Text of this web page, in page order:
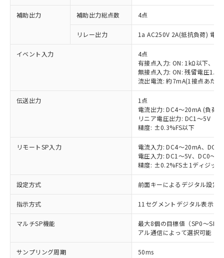
補助出力 補助出力総点数 4点
リレー出力 1a AC250V 2A(抵抗負荷) 電
イベント入力
4点
有接点入力: ON: 1kΩ以下、
無接点入力: ON: 残留電圧
流出電流: 約7mA(1接点あたり
伝送出力
1点
電流出力: DC4～20mA (負荷
リニア電圧出力: DC1～5V（
精度: ±0.3%FS以下
リモートSP入力
電流入力: DC4～20mA、
電圧入力: DC1～5V、DC0～
精度: ±0.2%FS±1ディジット
設定方式 前面キーによるデジタル設定
指示方式 11セグメントデジタル表示お
マルチSP機能
最大8個の目標値（SP0～SP7
アル通信によって選択可能
サンプリング周期 50ms